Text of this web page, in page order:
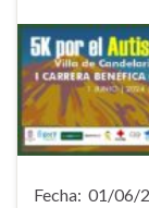
Fecha: 01/06/